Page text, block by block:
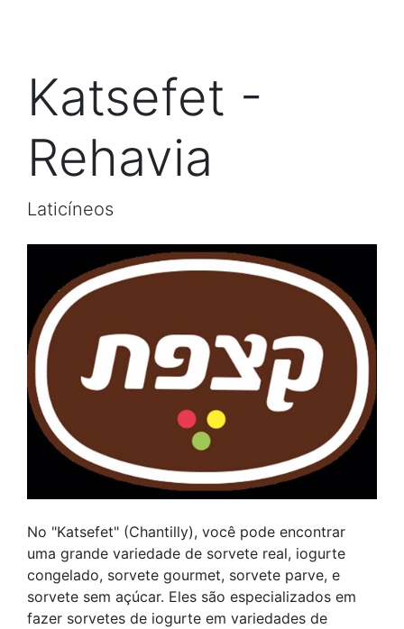
Katsefet -
Rehavia
Laticíneos
No "Katsefet" (Chantilly), você pode encontrar
uma grande variedade de sorvete real, iogurte
congelado, sorvete gourmet, sorvete parve, e
sorvete sem açúcar. Eles são especializados em
fazer sorvetes de iogurte em variedades de